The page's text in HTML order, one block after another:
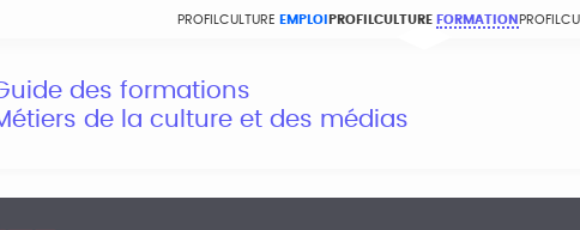
PROFILCULTURE EMPLOI PROFILCULTURE FORMATION
des formations
de la culture et des médias